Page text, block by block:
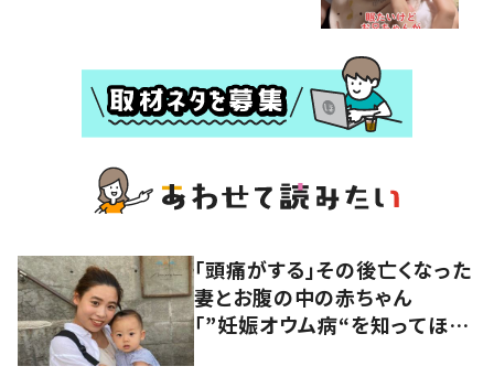
「頭痛がする」その後亡くなった
妻とお腹の中の赤ちゃん
「”妊娠オウム病“を知ってほし